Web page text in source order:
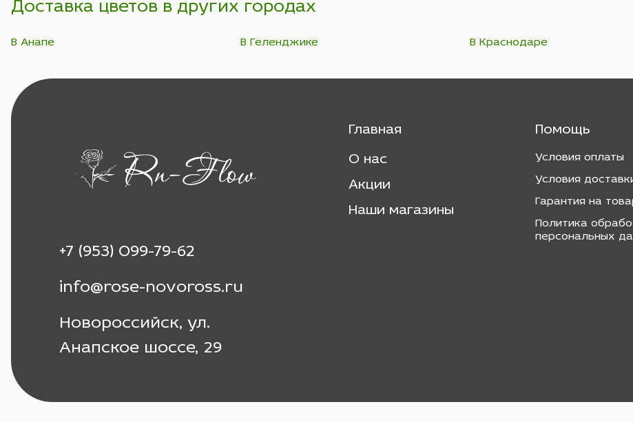
Доставка цветов в других городах
В Анапе В Геленджике В Краснодаре
+7 (953) 099-79-62
info@rose-novoross.ru
Новороссийск, ул.
Анапское шоссе, 29
Главная
О нас
Акции
Наши магазины
Помощь
Условия оплаты
Условия
Гарантия на
Политика
персональных